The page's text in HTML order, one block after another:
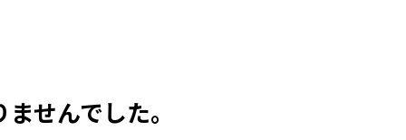
せんでした。